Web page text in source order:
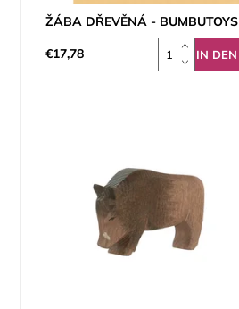
ŽÁBA DŘEVĚNÁ - BUMBUTOYS
€17,78